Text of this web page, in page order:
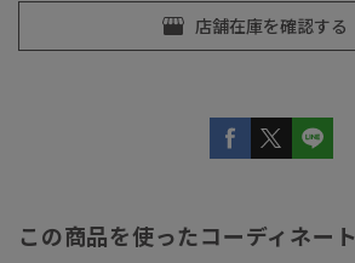
この商品を使ったコーディネート